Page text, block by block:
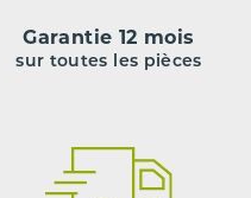
Garantie 12 mois
sur toutes les pièces